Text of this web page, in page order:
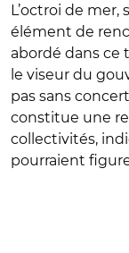
L’octroi de
élément de
abordé dans ce
le viseur du
pas sans
constitue une
collectivités,
pourraient